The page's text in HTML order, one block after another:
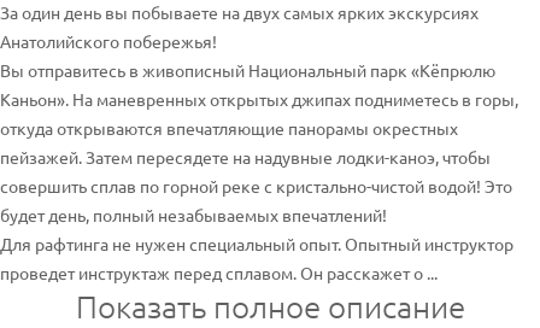
За один день вы побываете на двух самых ярких экскурсиях
Анатолийского побережья!
Вы отправитесь в живописный Национальный парк «Кёпрюлю
Каньон». На маневренных открытых джипах подниметесь в горы,
откуда открываются впечатляющие панорамы окрестных
пейзажей. Затем пересядете на надувные лодки-каноэ, чтобы
совершить сплав по горной реке с кристально-чистой водой! Это
будет день, полный незабываемых впечатлений!
Для рафтинга не нужен специальный опыт. Опытный инструктор
проведет инструктаж перед сплавом. Он расскажет о ...
Показать полное описание